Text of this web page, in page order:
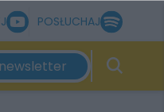
POSŁUCHAJ